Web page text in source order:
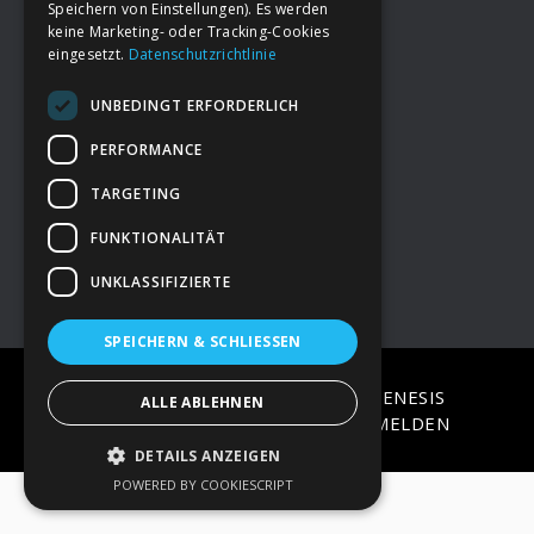
FooterDeine Spende
→ Impressum
→Kontakt zum PAO Team
COPYRIGHT © 2026 · ON
GENESIS
FRAMEWORK·WORDPRESS·ANMELDEN
Speichern von Einstellungen). Es werden
keine Marketing- oder Tracking-Cookies
eingesetzt. Datenschutzrichtlinie
UNBEDINGT ERFORDERLICH
PERFORMANCE
TARGETING
FUNKTIONALITÄT
UNKLASSIFIZIERTE
SPEICHERN & SCHLIESSEN
ALLE ABLEHNEN
DETAILS ANZEIGEN
POWERED BY COOKIESCRIPT